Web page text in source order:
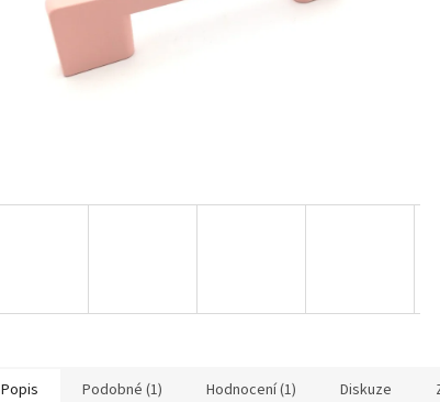
Popis Podobné (1) Hodnocení (1) Diskuze